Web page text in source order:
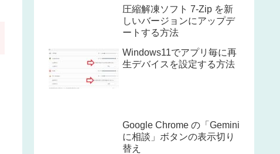
圧縮解凍ソフト 7-Zip を新
しいバージョンにアップデ
ートする方法
Windows11でアプリ毎に再
生デバイスを設定する方法
Google Chrome の「Gemini
に相談」ボタンの表示切り
替え